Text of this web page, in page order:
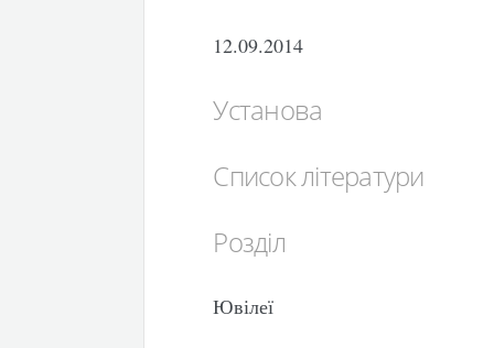
12.09.2014
Установа
Список літератури
Розділ
Ювілеї